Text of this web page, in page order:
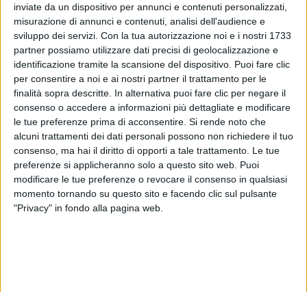
inviate da un dispositivo per annunci e contenuti personalizzati,
misurazione di annunci e contenuti, analisi dell'audience e
sviluppo dei servizi. Con la tua autorizzazione noi e i nostri 1733
partner possiamo utilizzare dati precisi di geolocalizzazione e
identificazione tramite la scansione del dispositivo. Puoi fare clic
per consentire a noi e ai nostri partner il trattamento per le
finalità sopra descritte. In alternativa puoi fare clic per negare il
consenso o accedere a informazioni più dettagliate e modificare
le tue preferenze prima di acconsentire. Si rende noto che
alcuni trattamenti dei dati personali possono non richiedere il tuo
consenso, ma hai il diritto di opporti a tale trattamento. Le tue
preferenze si applicheranno solo a questo sito web. Puoi
modificare le tue preferenze o revocare il consenso in qualsiasi
momento tornando su questo sito e facendo clic sul pulsante
"Privacy" in fondo alla pagina web.
Che musica in casa Rodríguez: ecco Belén
sulle note di Vasco Rossi. Video
La showgirl canta e dipinge con Ogni volta: il rocker
posta la clip